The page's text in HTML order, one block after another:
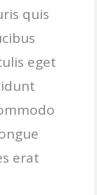
quis
eget
erat